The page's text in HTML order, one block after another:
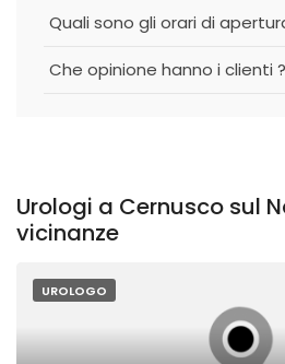
Quali sono gli orari di
Che opinione hanno i clienti ?
Urologi a Cernusco sul
vicinanze
UROLOGO